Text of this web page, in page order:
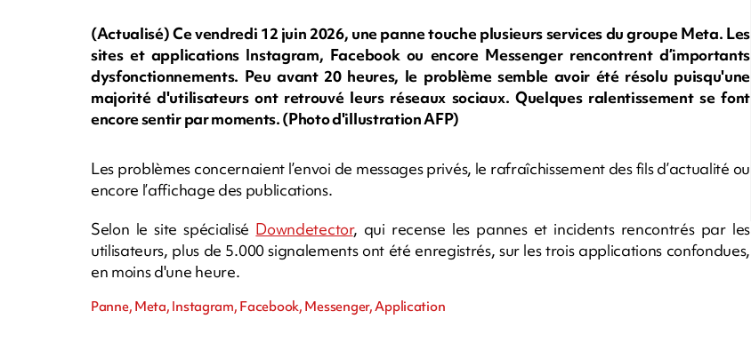
(Actualisé) Ce vendredi 12 juin 2026, une panne touche plusieurs services du groupe Meta. Les
sites et applications Instagram, Facebook ou encore Messenger rencontrent d’importants
dysfonctionnements. Peu avant 20 heures, le problème semble avoir été résolu puisqu'une
majorité d'utilisateurs ont retrouvé leurs réseaux sociaux. Quelques ralentissement se font
encore sentir par moments. (Photo d'illustration AFP)
Les problèmes concernaient l’envoi de messages privés, le rafraîchissement des fils d’actualité ou
encore l’affichage des publications.
Selon le site spécialisé Downdetector, qui recense les pannes et incidents rencontrés par les
utilisateurs, plus de 5.000 signalements ont été enregistrés, sur les trois applications confondues,
en moins d'une heure.
Panne, Meta, Instagram, Facebook, Messenger, Application